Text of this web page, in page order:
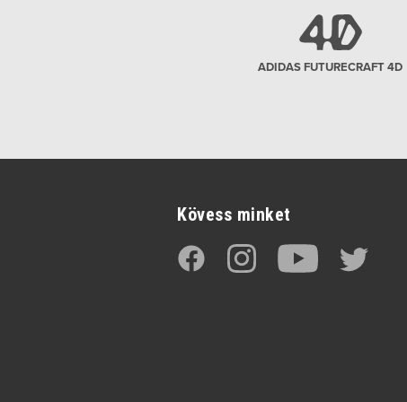
ADIDAS FUTURECRAFT 4D
Kövess minket